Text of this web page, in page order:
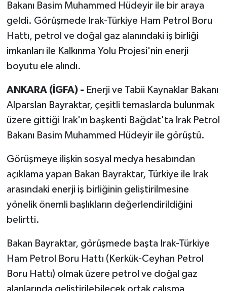
Bakanı Basim Muhammed Hüdeyir ile bir araya
geldi. Görüşmede Irak-Türkiye Ham Petrol Boru
Hattı, petrol ve doğal gaz alanındaki iş birliği
imkanları ile Kalkınma Yolu Projesi'nin enerji
boyutu ele alındı.
ANKARA (İGFA) - Enerji ve Tabii Kaynaklar Bakanı
Alparslan Bayraktar, çeşitli temaslarda bulunmak
üzere gittiği Irak'ın başkenti Bağdat'ta Irak Petrol
Bakanı Basim Muhammed Hüdeyir ile görüştü.
Görüşmeye ilişkin sosyal medya hesabından
açıklama yapan Bakan Bayraktar, Türkiye ile Irak
arasındaki enerji iş birliğinin geliştirilmesine
yönelik önemli başlıkların değerlendirildiğini
belirtti.
Bakan Bayraktar, görüşmede başta Irak-Türkiye
Ham Petrol Boru Hattı (Kerkük-Ceyhan Petrol
Boru Hattı) olmak üzere petrol ve doğal gaz